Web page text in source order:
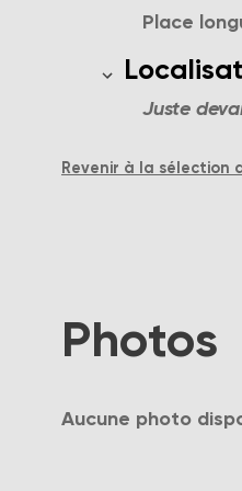
Place
Juste
Revenir à la sélection
Photos
Aucune photo